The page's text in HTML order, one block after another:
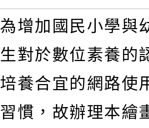
為增加國民小學與
生對於數位素養的
培養合宜的網路使
習慣，故辦理本繪